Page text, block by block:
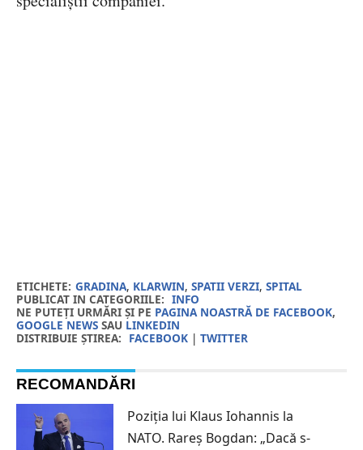
ETICHETE: GRADINA, KLARWIN, SPATII VERZI, SPITAL
PUBLICAT IN CATEGORIILE: INFO
NE PUTEȚI URMĂRI ȘI PE PAGINA NOASTRĂ DE FACEBOOK,
GOOGLE NEWSSAU LINKEDIN
DISTRIBUIE ȘTIREA: FACEBOOK| TWITTER
RECOMANDĂRI
Poziția lui Klaus Iohannis la
NATO. Rareș Bogdan: „Dacă s-